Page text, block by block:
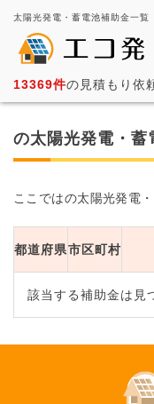
13369件の見積もり依
の太陽光発電・蓄
ここではの太陽光発電
都道府県市区町村
該当する補助金は見